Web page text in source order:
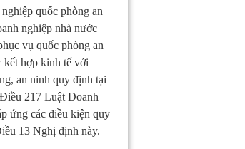
quốc phòng an
nghiệp nhà nước
vụ quốc phòng an
kết hợp kinh tế với
an ninh quy định tại
217 Luật Doanh
ứng các điều kiện quy
13 Nghị định này.